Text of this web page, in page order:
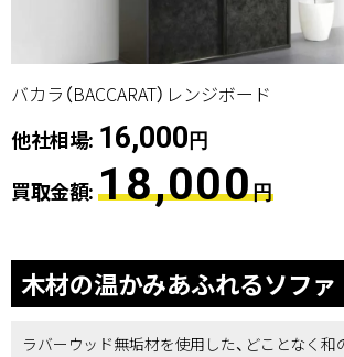
バカラ（BACCARAT）レンジボード
他社相場: 16,000円
買取金額:18,000円
木材の温かみあふれるソファ
ラバーウッド無垢材を使用した、どことなく和